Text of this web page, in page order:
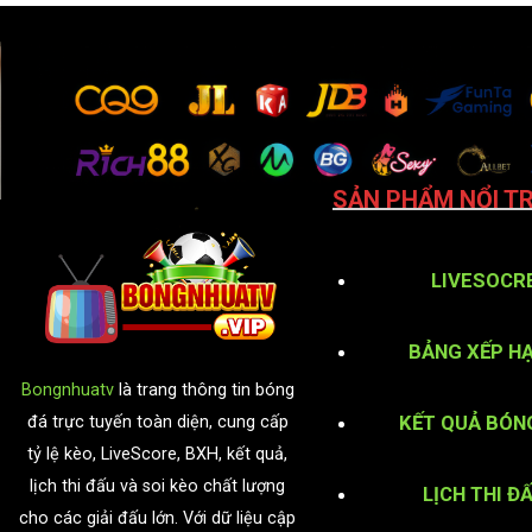
Bongnhuatvlà trang thông tin bóng
đá trực tuyến toàn diện, cung cấp
tỷ lệ kèo, LiveScore, BXH, kết quả,
lịch thi đấu và soi kèo chất lượng
cho các giải đấu lớn. Với dữ liệu cập
SẢN PHẨM NỔI
BẢNG XẾP
KẾT QUẢ
LỊCH THI